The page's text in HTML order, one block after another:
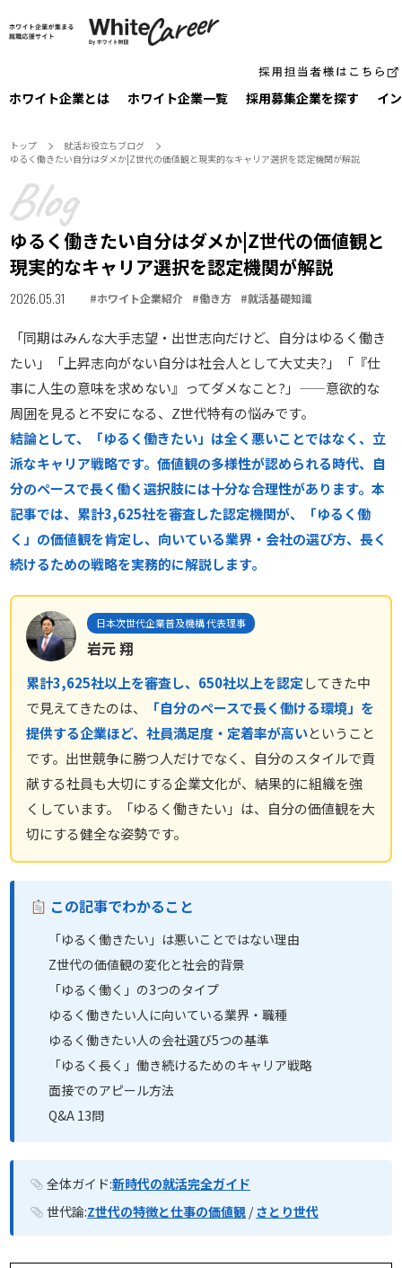
ホワイト企業とは ホワイト企業一覧 採⽤募集企業を探す イ
トップ
就活お役⽴ちブログ
ゆるく働きたい自分はダメか|Z世代の価値観と現実的なキャリア選択を認定機関が解説
ゆるく働きたい自分はダメか|Z世代の価値観と
現実的なキャリア選択を認定機関が解説
2026.05.31 #ホワイト企業紹介 #働き方 #就活基礎知識
「同期はみんな大手志望・出世志向だけど、自分はゆるく働き
たい」「上昇志向がない自分は社会人として大丈夫?」「『仕
事に人生の意味を求めない』ってダメなこと?」——意欲的な
周囲を見ると不安になる、Z世代特有の悩みです。
結論として、「ゆるく働きたい」は全く悪いことではなく、立
派なキャリア戦略です。価値観の多様性が認められる時代、自
分のペースで長く働く選択肢には十分な合理性があります。本
記事では、累計3,625社を審査した認定機関が、「ゆるく働
く」の価値観を肯定し、向いている業界・会社の選び方、長く
続けるための戦略を実務的に解説します。
日本次世代企業普及機構 代表理事
岩元 翔
累計3,625社以上を審査し、650社以上を認定してきた中
で見えてきたのは、
「自分のペースで長く働ける環境」を
提供する企業ほど、社員満足度・定着率が高いということ
です。出世競争に勝つ人だけでなく、自分のスタイルで貢
献する社員も大切にする企業文化が、結果的に組織を強
くしています。「ゆるく働きたい」は、自分の価値観を大
切にする健全な姿勢です。
この記事でわかること
「ゆるく働きたい」は悪いことではない理由
Z世代の価値観の変化と社会的背景
「ゆるく働く」の3つのタイプ
ゆるく働きたい人に向いている業界・職種
ゆるく働きたい人の会社選び5つの基準
「ゆるく長く」働き続けるためのキャリア戦略
面接でのアピール方法
Q&A 13問
全体ガイド:新時代の就活完全ガイド
世代論:Z世代の特徴と仕事の価値観 /さとり世代